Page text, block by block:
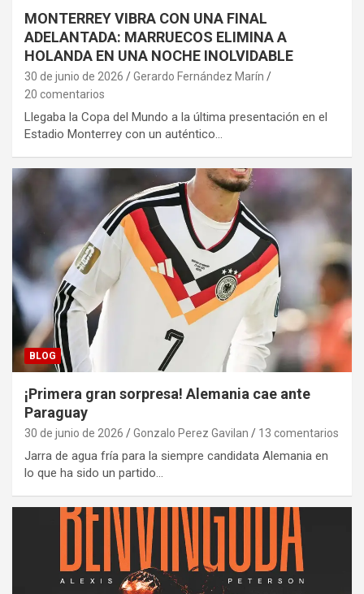
MONTERREY VIBRA CON UNA FINAL
ADELANTADA: MARRUECOS ELIMINA A
HOLANDA EN UNA NOCHE INOLVIDABLE
30 de junio de 2026
Gerardo Fernández Marín
20 comentarios
Llegaba la Copa del Mundo a la última presentación en el
Estadio Monterrey con un auténtico…
BLOG
¡Primera gran sorpresa! Alemania cae ante
Paraguay
30 de junio de 2026 Gonzalo Perez Gavilan 13 comentarios
Jarra de agua fría para la siempre candidata Alemania en
lo que ha sido un partido…